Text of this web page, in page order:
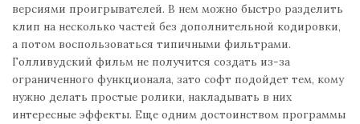
версиями проигрывателей. В нем можно быстро разделить
клип на несколько частей без дополнительной кодировки,
а потом воспользоваться типичными фильтрами.
Голливудский фильм не получится создать из-за
ограниченного функционала, зато софт подойдет тем, кому
нужно делать простые ролики, накладывать в них
интересные эффекты. Еще одним достоинством программы